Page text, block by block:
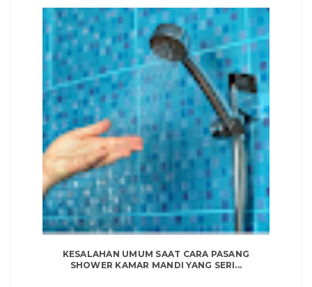
KESALAHAN UMUM SAAT CARA PASANG
SHOWER KAMAR MANDI YANG SERI...